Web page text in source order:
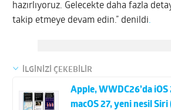
hazırlıyoruz. Gelecekte daha fazla
takip etmeye devam edin.” denildi.
İLGİNİZİ ÇEKEBİLİR
Apple, WWDC26’da iOS
macOS 27, yeni nesil